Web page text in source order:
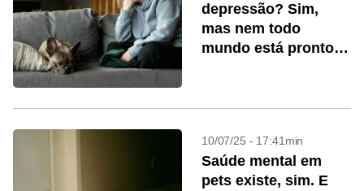
depressão? Sim,
mas nem todo
mundo está pronto
10/07/25 - 17:41min
Saúde mental em
pets existe, sim. E